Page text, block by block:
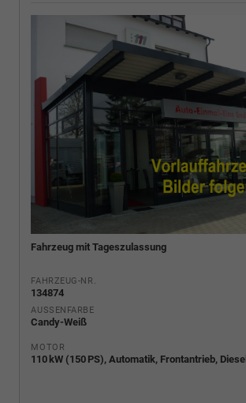
Fahrzeug mit Tageszulassung
FAHRZEUG-NR.
134874
AUSSENFARBE
Candy-Weiß
MOTOR
110 kW (150 PS), Automatik, Frontantrieb, Diesel